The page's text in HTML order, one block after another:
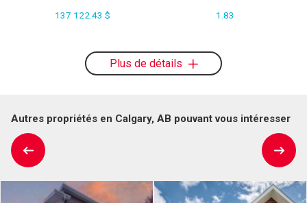
137 122.43 $ 1.83
Plus de détails
Autres propriétés en Calgary, AB pouvant vous intéresser